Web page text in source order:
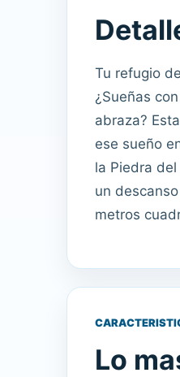
Tu refugio
¿Sueñas
abraza?
ese sueño
la Piedra
un
metros
Lo